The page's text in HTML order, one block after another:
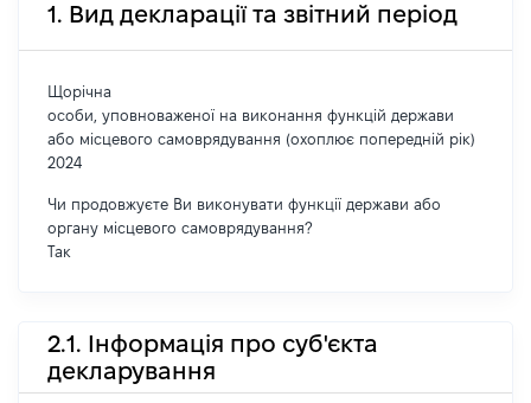
1. Вид декларації та звітний період
Щорічна
особи, уповноваженої на виконання функцій держави
або місцевого самоврядування (охоплює попередній рік)
2024
Чи продовжуєте Ви виконувати функції держави або
органу місцевого самоврядування?
Так
2.1. Інформація про суб'єкта
декларування